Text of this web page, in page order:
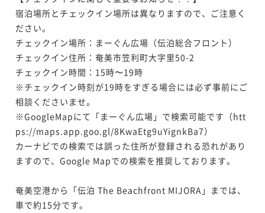
宿泊場所とチェックイン場所は異なりますので、ご注意く
ださい。
チェックイン場所：まーぐん広場（伝泊総合フロント）
チェックイン住所：奄美市笠利町大字里50-2
チェックイン時間：15時〜19時
※チェックイン時刻が19時をすぎる場合には必ず事前にご
相談くださいませ。
※GoogleMapにて「まーぐん広場」で検索可能です（htt
ps://maps.app.goo.gl/8KwaEtg9uYignkBa7）
カーナビでの検索では誤った住所が登録される恐れがあり
ますので、Google Mapでの検索を推奨しております。
奄美空港から「伝泊 The Beachfront MIJORA」までは、
車で約15分です。